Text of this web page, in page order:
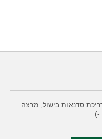
סדנאות בישול, מרצה
)